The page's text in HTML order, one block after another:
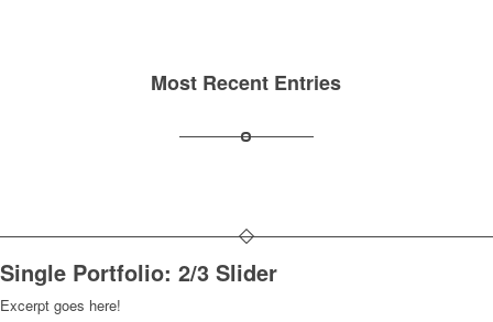
Most Recent Entries
Single Portfolio: 2/3 Slider
Excerpt goes here!